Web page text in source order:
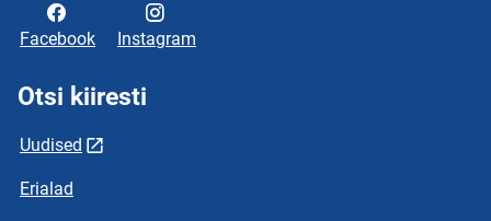
Facebook Instagram
Otsi kiiresti
Uudised
Erialad